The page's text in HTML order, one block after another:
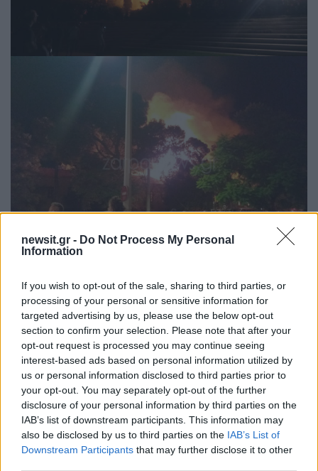
newsit.gr - Do Not Process My Personal
Information
If you wish to opt-out of the sale, sharing to third parties, or
processing of your personal or sensitive information for
targeted advertising by us, please use the below opt-out
section to confirm your selection. Please note that after your
opt-out request is processed you may continue seeing
interest-based ads based on personal information utilized by
us or personal information disclosed to third parties prior to
your opt-out. You may separately opt-out of the further
disclosure of your personal information by third parties on the
IAB’s list of downstream participants. This information may
also be disclosed by us to third parties on the IAB’s List of
Downstream Participants that may further disclose it to other